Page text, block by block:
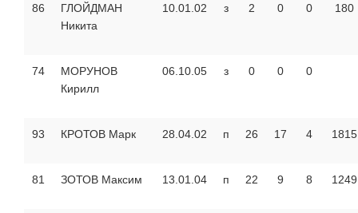
86
ГЛОЙДМАН
Никита
10.01.02 з 2 0 0 180
74
МОРУНОВ
Кирилл
06.10.05 з 0 0 0
93 КРОТОВ Марк 28.04.02 п 26 17 4 1815
81 ЗОТОВ Максим 13.01.04 п 22 9 8 1249